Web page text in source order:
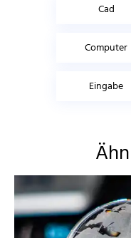
Cad
Computer
Eingabe